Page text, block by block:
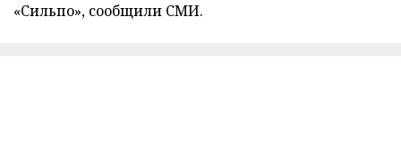
«Сильпо», сообщили СМИ.